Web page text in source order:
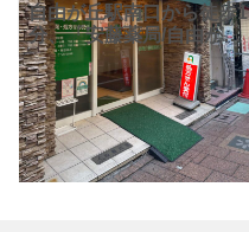
自由が丘駅南口から徒歩1
分、「安藤薬局/自由が丘
南口店」。どこの医療機
関の処方箋でも受け付け
ています。 「安藤薬局」
は、自由が丘の街には
「安藤薬局/自由が丘支店